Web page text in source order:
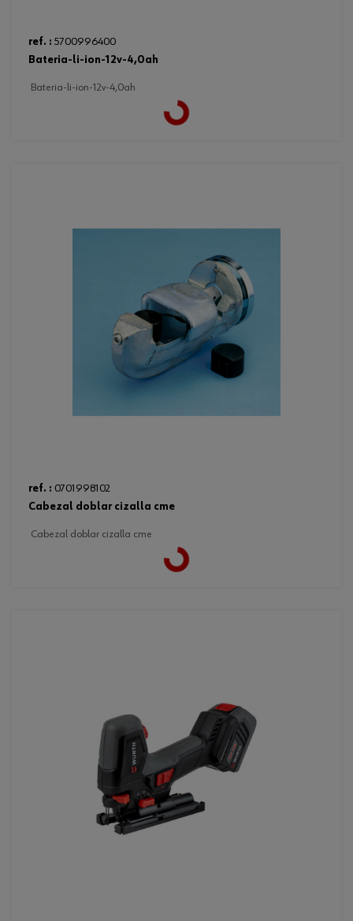
ref. : 5700996400
bateria-li-ion-12v-4,0ah
bateria-li-ion-12v-4,0ah
Loading...
ref. : 0701998102
cabezal doblar cizalla cme
cabezal doblar cizalla cme
Loading...